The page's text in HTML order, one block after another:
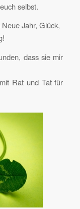
selbst.
Jahr, Glück,
dass sie mir
Rat und Tat für